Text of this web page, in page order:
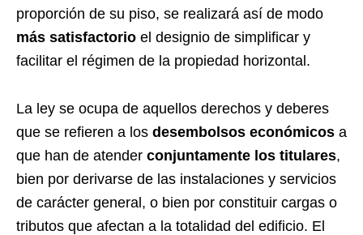
proporción de su piso, se realizará así de modo
más satisfactorio el designio de simplificar y
facilitar el régimen de la propiedad horizontal.
La ley se ocupa de aquellos derechos y deberes
que se refieren a los desembolsos económicos a
que han de atender conjuntamente los titulares,
bien por derivarse de las instalaciones y servicios
de carácter general, o bien por constituir cargas o
tributos que afectan a la totalidad del edificio. El